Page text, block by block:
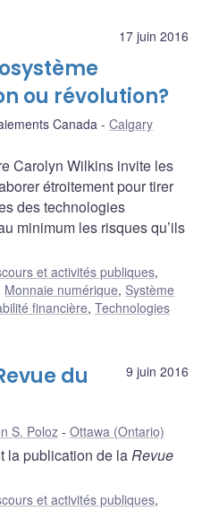
17 juin 2016
ou révolution?
Canada
Calgary
Carolyn Wilkins invite les
étroitement pour tirer
des technologies
minimum les risques qu’ils
et activités publiques,
Monnaie numérique, Système
financière, Technologies
9 juin 2016
du
S. Poloz Ottawa (Ontario)
la publication de laRevue
et activités publiques,